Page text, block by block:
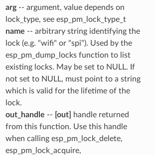
arg-- argument, value depends on
lock_type, see esp_pm_lock_type_t
name -- arbitrary string identifying the
lock (e.g. "wifi" or "spi"). Used by the
esp_pm_dump_locks function to list
existing locks. May be set to NULL. If
not set to NULL, must point to a string
which is valid for the lifetime of the
lock.
out_handle -- [out]
handle returned
from this function. Use this handle
when calling esp_pm_lock_delete,
esp_pm_lock_acquire,